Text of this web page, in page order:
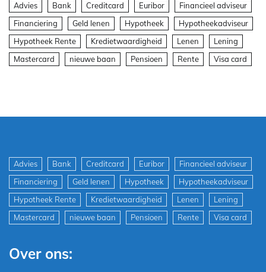
Advies Bank Creditcard Euribor
Financieel adviseur
Financiering
Geld lenen Hypotheek
Hypotheekadviseur
Hypotheek Rente
Kredietwaardigheid Lenen
Lening
Mastercard
nieuwe baan Pensioen Rente Visa card
Advies Bank Creditcard Euribor
Financieel adviseur
Financiering
Geld lenen Hypotheek
Hypotheekadviseur
Hypotheek Rente
Kredietwaardigheid Lenen
Lening
Mastercard
nieuwe baan Pensioen Rente Visa card
Over ons: